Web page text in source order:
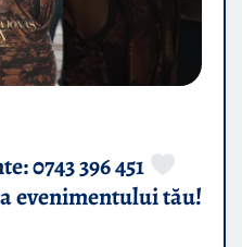
0743 396 451
evenimentului tău!